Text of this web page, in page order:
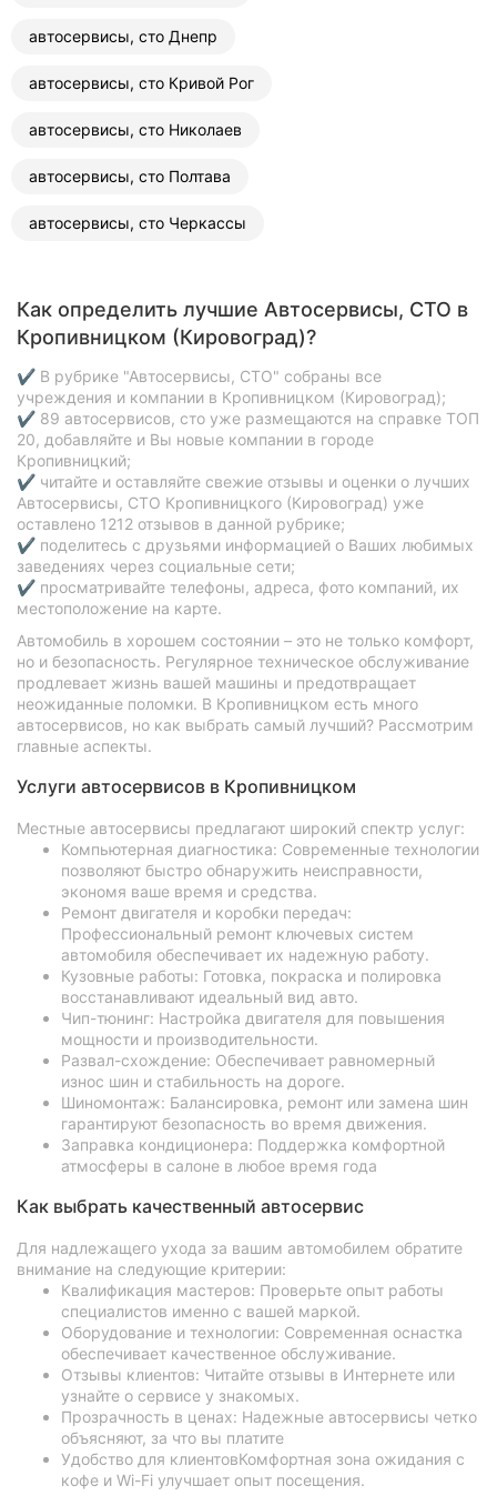
автосервисы, сто Днепр
автосервисы, сто Кривой Рог
автосервисы, сто Николаев
автосервисы, сто Полтава
автосервисы, сто Черкассы
Как определить лучшие Автосервисы, СТО в
Кропивницком (Кировоград)?
✔ В рубрике "Автосервисы, СТО" собраны все
учреждения и компании в Кропивницком (Кировоград);
✔ 89 автосервисов, сто уже размещаются на справке ТОП
20, добавляйте и Вы новые компании в городе
Кропивницкий;
✔ читайте и оставляйте свежие отзывы и оценки о лучших
Автосервисы, СТО Кропивницкого (Кировоград) уже
оставлено 1212 отзывов в данной рубрике;
✔ поделитесь с друзьями информацией о Ваших любимых
заведениях через социальные сети;
✔ просматривайте телефоны, адреса, фото компаний, их
местоположение на карте.
Автомобиль в хорошем состоянии – это не только комфорт,
но и безопасность. Регулярное техническое обслуживание
продлевает жизнь вашей машины и предотвращает
неожиданные поломки. В Кропивницком есть много
автосервисов, но как выбрать самый лучший? Рассмотрим
главные аспекты.
Услуги автосервисов в Кропивницком
Местные автосервисы предлагают широкий спектр услуг:
Компьютерная диагностика: Современные технологии
позволяют быстро обнаружить неисправности,
экономя ваше время и средства.
Ремонт двигателя и коробки передач:
Профессиональный ремонт ключевых систем
автомобиля обеспечивает их надежную работу.
Кузовные работы: Готовка, покраска и полировка
восстанавливают идеальный вид авто.
Чип-тюнинг: Настройка двигателя для повышения
мощности и производительности.
Развал-схождение: Обеспечивает равномерный
износ шин и стабильность на дороге.
Шиномонтаж: Балансировка, ремонт или замена шин
гарантируют безопасность во время движения.
Заправка кондиционера: Поддержка комфортной
атмосферы в салоне в любое время года
Как выбрать качественный автосервис
Для надлежащего ухода за вашим автомобилем обратите
внимание на следующие критерии:
Квалификация мастеров: Проверьте опыт работы
специалистов именно с вашей маркой.
Оборудование и технологии: Современная оснастка
обеспечивает качественное обслуживание.
Отзывы клиентов: Читайте отзывы в Интернете или
узнайте о сервисе у знакомых.
Прозрачность в ценах: Надежные автосервисы четко
объясняют, за что вы платите
Удобство для клиентовКомфортная зона ожидания с
кофе и Wi-Fi улучшает опыт посещения.